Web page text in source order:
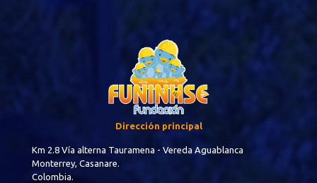
Dirección principal
Km 2.8 Vía alterna Tauramena - Vereda Aguablanca
Monterrey, Casanare.
Colombia.